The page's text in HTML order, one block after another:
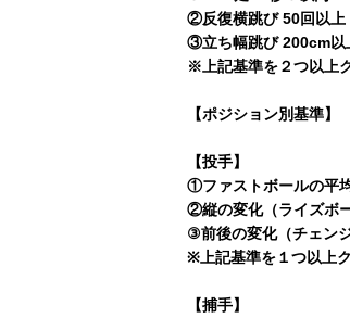
②反復横跳び 50回以上
③立ち幅跳び 200cm以
※上記基準を２つ以上
【ポジション別基準】
【投手】
①ファストボールの平
②縦の変化（ライズボ
③前後の変化（チェン
※上記基準を１つ以上
【捕手】